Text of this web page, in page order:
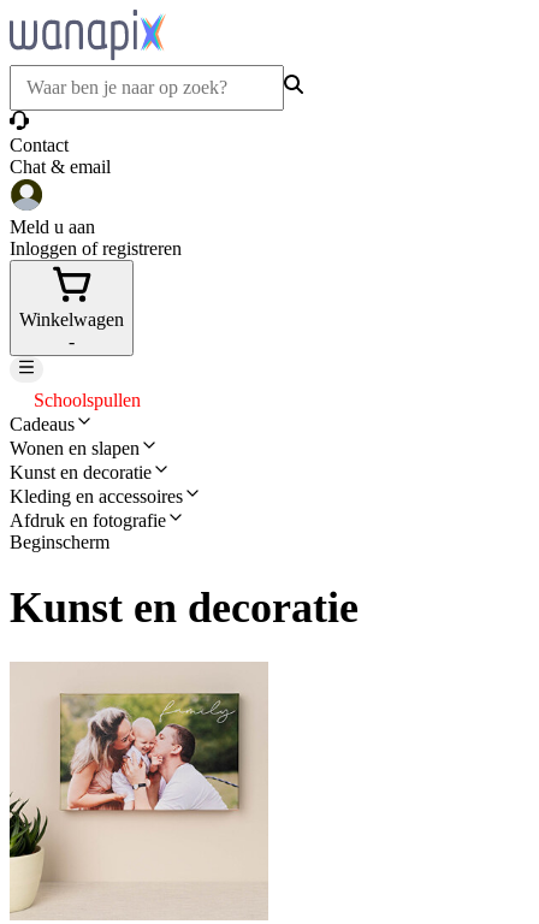
Contact
Chat & email
Meld u aan
Inloggen of registreren
Winkelwagen
-
Schoolspullen
Cadeaus
Wonen en slapen
Kunst en decoratie
Kleding en accessoires
Afdruk en fotografie
Beginscherm
Kunst en decoratie